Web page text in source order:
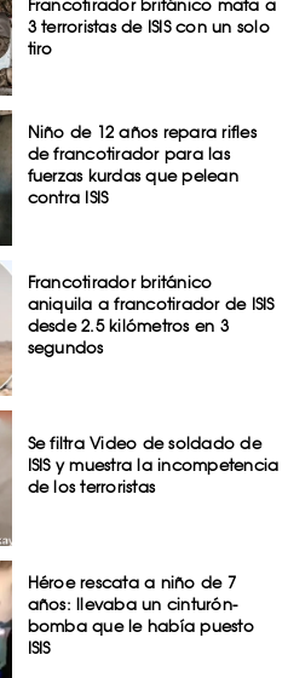
Francotirador británico mata a
3 terroristas de ISIS con un solo
tiro
Niño de 12 años repara rifles
de francotirador para las
fuerzas kurdas que pelean
contra ISIS
Francotirador británico
aniquila a francotirador de ISIS
desde 2.5 kilómetros en 3
segundos
Se filtra Video de soldado de
ISIS y muestra la incompetencia
de los terroristas
Héroe rescata a niño de 7
años: llevaba un cinturón-
bomba que le había puesto
ISIS